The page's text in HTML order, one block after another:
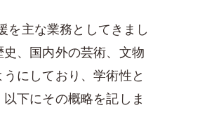
を主な業務としてきまし
、国内外の芸術、文物
にしており、学術性と
下にその概略を記しま